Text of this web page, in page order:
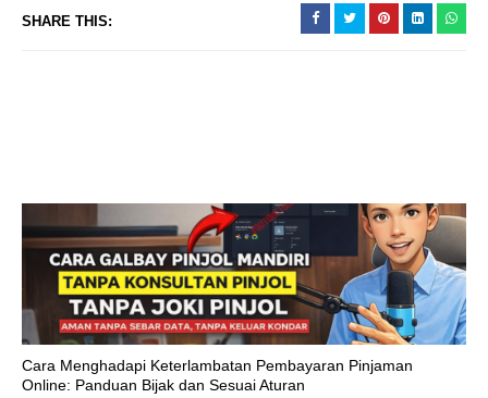
SHARE THIS:
Cara Menghadapi Keterlambatan Pembayaran Pinjaman
Online: Panduan Bijak dan Sesuai Aturan